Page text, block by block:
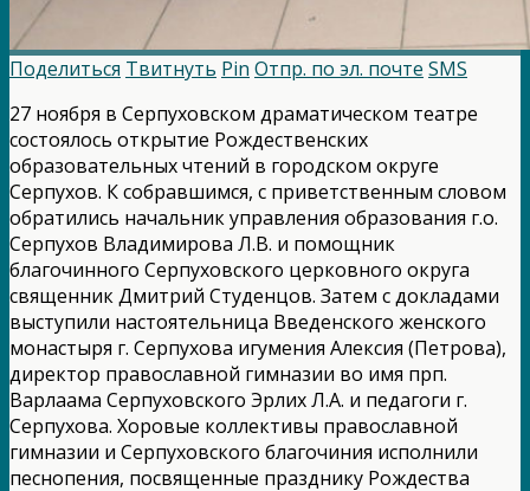
Поделиться Твитнуть Pin Отпр. по эл. почте SMS
27 ноября в Серпуховском драматическом театре
состоялось открытие Рождественских
образовательных чтений в городском округе
Серпухов. К собравшимся, с приветственным словом
обратились начальник управления образования г.о.
Серпухов Владимирова Л.В. и помощник
благочинного Серпуховского церковного округа
священник Дмитрий Студенцов. Затем с докладами
выступили настоятельница Введенского женского
монастыря г. Серпухова игумения Алексия (Петрова),
директор православной гимназии во имя прп.
Варлаама Серпуховского Эрлих Л.А. и педагоги г.
Серпухова. Хоровые коллективы православной
гимназии и Серпуховского благочиния исполнили
песнопения, посвященные празднику Рождества